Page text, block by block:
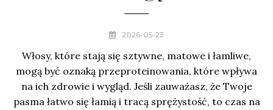
2026-05-23
Włosy, które stają się sztywne, matowe i łamliwe,
mogą być oznaką przeproteinowania, które wpływa
na ich zdrowie i wygląd. Jeśli zauważasz, że Twoje
pasma łatwo się łamią i tracą sprężystość, to czas na